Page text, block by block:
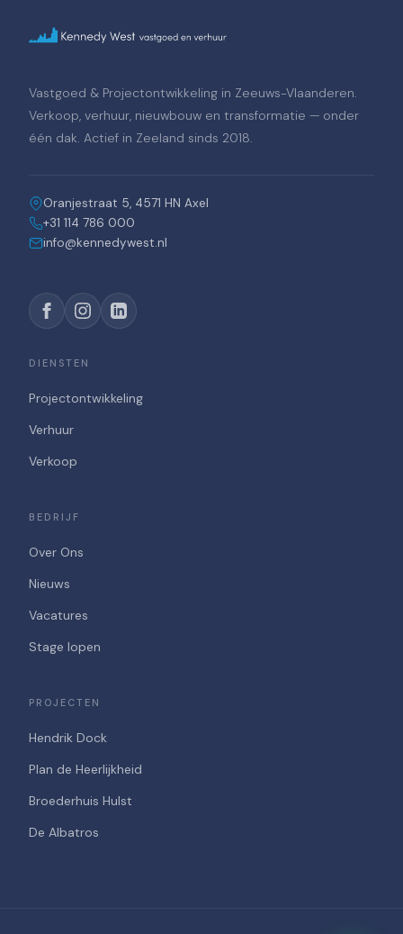
Vastgoed & Projectontwikkeling in Zeeuws-Vlaanderen.
Verkoop, verhuur, nieuwbouw en transformatie — onder
één dak. Actief in Zeeland sinds 2018.
Oranjestraat 5, 4571 HN Axel
+31 114 786 000
info@kennedywest.nl
DIENSTEN
Projectontwikkeling
Verhuur
Verkoop
BEDRIJF
Over Ons
Nieuws
Vacatures
Stage lopen
PROJECTEN
Hendrik Dock
Plan de Heerlijkheid
Broederhuis Hulst
De Albatros